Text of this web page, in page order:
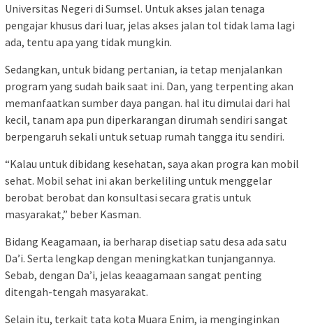
Universitas Negeri di Sumsel. Untuk akses jalan tenaga
pengajar khusus dari luar, jelas akses jalan tol tidak lama lagi
ada, tentu apa yang tidak mungkin.
Sedangkan, untuk bidang pertanian, ia tetap menjalankan
program yang sudah baik saat ini. Dan, yang terpenting akan
memanfaatkan sumber daya pangan. hal itu dimulai dari hal
kecil, tanam apa pun diperkarangan dirumah sendiri sangat
berpengaruh sekali untuk setuap rumah tangga itu sendiri.
“Kalau untuk dibidang kesehatan, saya akan progra kan mobil
sehat. Mobil sehat ini akan berkeliling untuk menggelar
berobat berobat dan konsultasi secara gratis untuk
masyarakat,” beber Kasman.
Bidang Keagamaan, ia berharap disetiap satu desa ada satu
Da’i. Serta lengkap dengan meningkatkan tunjangannya.
Sebab, dengan Da’i, jelas keaagamaan sangat penting
ditengah-tengah masyarakat.
Selain itu, terkait tata kota Muara Enim, ia menginginkan